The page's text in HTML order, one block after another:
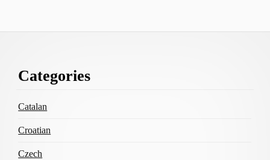
Content
Categories
Catalan
Croatian
Czech